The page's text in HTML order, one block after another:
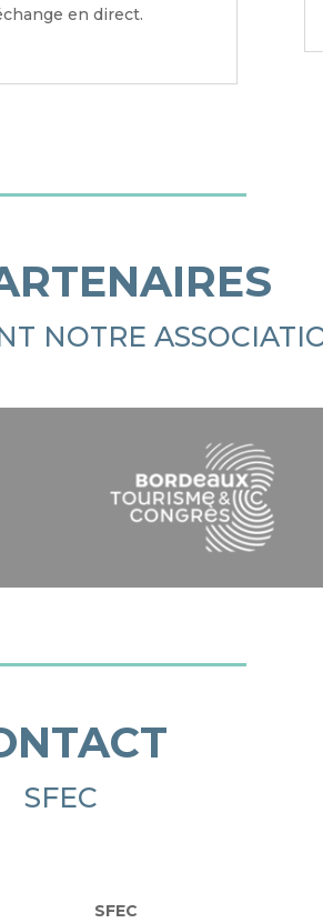
en direct.
NOTRE
SFEC
SFEC